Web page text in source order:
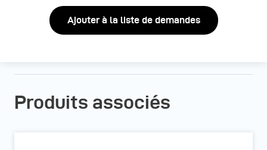
Ajouter à la liste de demandes
Produits associés